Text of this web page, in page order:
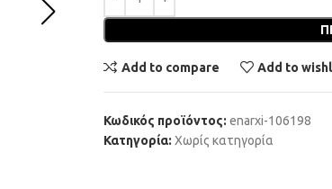
Add to compare Add to
Κωδικός προϊόντος: enarxi-106198
Κατηγορία: Χωρίς κατηγορία